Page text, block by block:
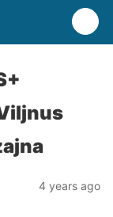
4 years ago